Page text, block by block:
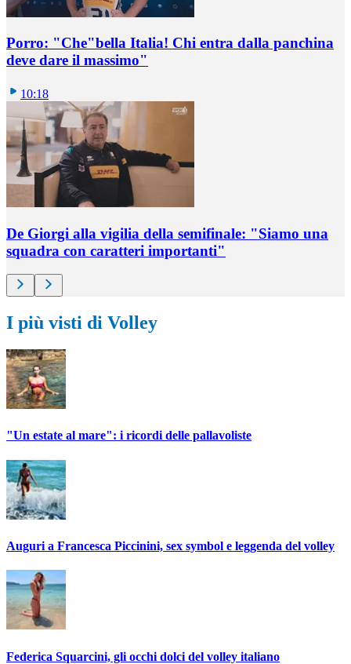
Porro: "Che"bella Italia! Chi entra dalla panchina
deve dare il massimo"
10:18
De Giorgi alla vigilia della semifinale: "Siamo una
squadra con caratteri importanti"
I più visti di Volley
"Un estate al mare": i ricordi delle pallavoliste
Auguri a Francesca Piccinini, sex symbol e leggenda del volley
Federica Squarcini, gli occhi dolci del volley italiano